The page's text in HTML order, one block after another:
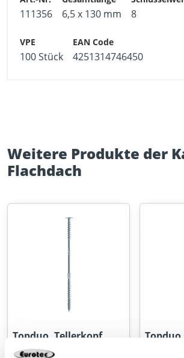
Faserzement-Wellplatten
Dichtglocke dichtet den
111356 6,5 x 130 mm 8
100 Stück 4251314746450
Weitere Produkte der
Flachdach
Topduo, Tellerkopf